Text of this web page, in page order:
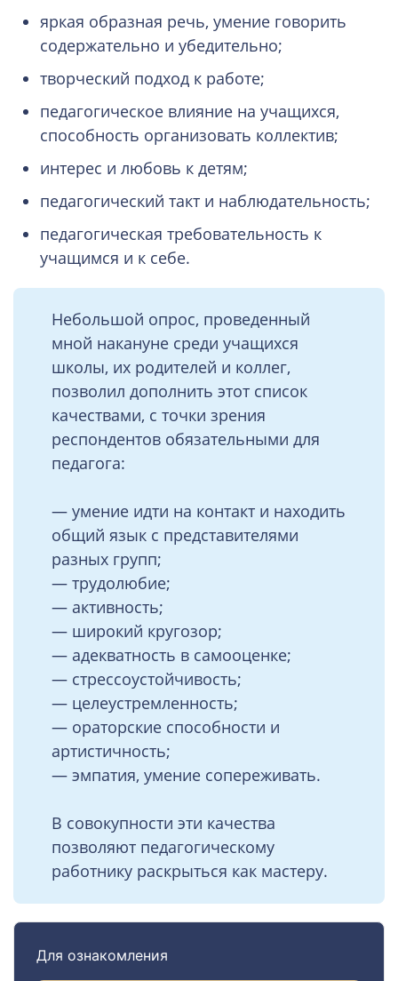
яркая образная речь, умение говорить
содержательно и убедительно;
творческий подход к работе;
педагогическое влияние на учащихся,
способность организовать коллектив;
интерес и любовь к детям;
педагогический такт и наблюдательность;
педагогическая требовательность к
учащимся и к себе.
Небольшой опрос, проведенный
мной накануне среди учащихся
школы, их родителей и коллег,
позволил дополнить этот список
качествами, с точки зрения
респондентов обязательными для
педагога:
— умение идти на контакт и находить
общий язык с представителями
разных групп;
— трудолюбие;
— активность;
— широкий кругозор;
— адекватность в самооценке;
— стрессоустойчивость;
— целеустремленность;
— ораторские способности и
артистичность;
— эмпатия, умение сопереживать.
В совокупности эти качества
позволяют педагогическому
работнику раскрыться как мастеру.